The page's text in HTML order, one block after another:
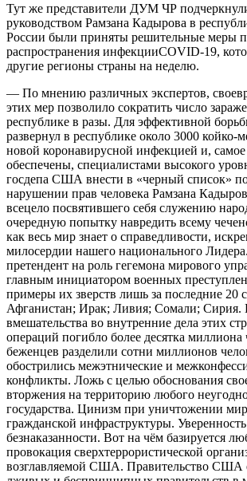
Тут же представители ДУМ ЧР
руководством Рамзана Кадырова в
России были приняты решительные меры
распространения инфекцииCOVID-19,
другие регионы страны на неделю.
— По мнению различных экспертов,
этих мер позволило сократить число
республике в разы. Для эффективной
развернул в республике около 3000 койко-
новой коронавирусной инфекцией и, самое
обеспечены, специалистами высокого
госдепа США внести в «черный список»
нарушении прав человека Рамзана
всецело посвятившего себя служению
очередную попытку навредить всему
как весь мир знает о справедливости,
милосердии нашего национального
претендент на роль гегемона мирового
главным инициатором военных
примеры их зверств лишь за последние 20
Афганистан; Ирак; Ливия; Сомали; Сирия.
вмешательства во внутренние дела этих
операций погибло более десятка миллиона
беженцев разделили сотни миллионов
обострились межэтнические и
конфликты. Ложь с целью обоснования
вторжения на территорию любого
государства. Цинизм при уничтожении
гражданской инфраструктуры.
безнаказанности. Вот на чём базируется
провокация сверхтеррористической
возглавляемой США. Правительство США